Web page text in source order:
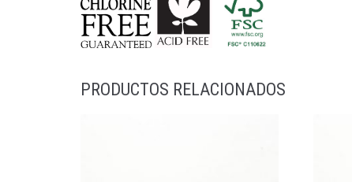
PRODUCTOS RELACIONADOS